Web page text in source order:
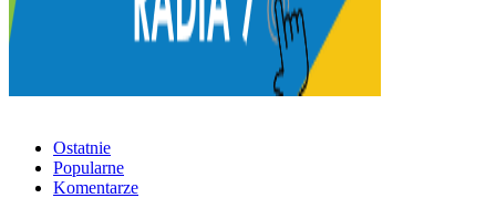
Ostatnie
Popularne
Komentarze